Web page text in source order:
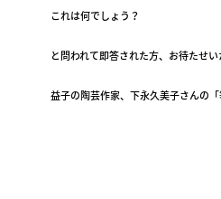
これは何でしょう？
と問われて即答された方、お待たせい
益子の陶芸作家、下永久美子さんの